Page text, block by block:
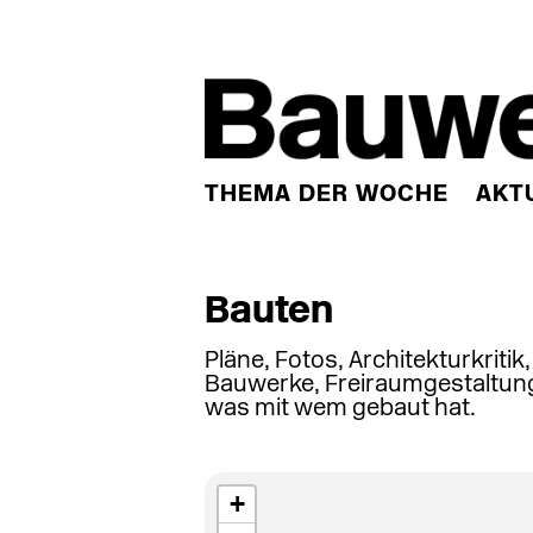
THEMA DER WOCHE
Bauten
Pläne, Fotos,
Bauwerke,
was mit wem gebaut hat.
+